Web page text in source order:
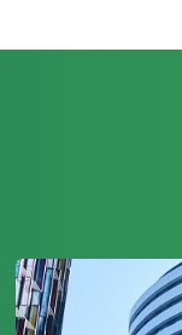
King's Ely
KEMBRIDŽ